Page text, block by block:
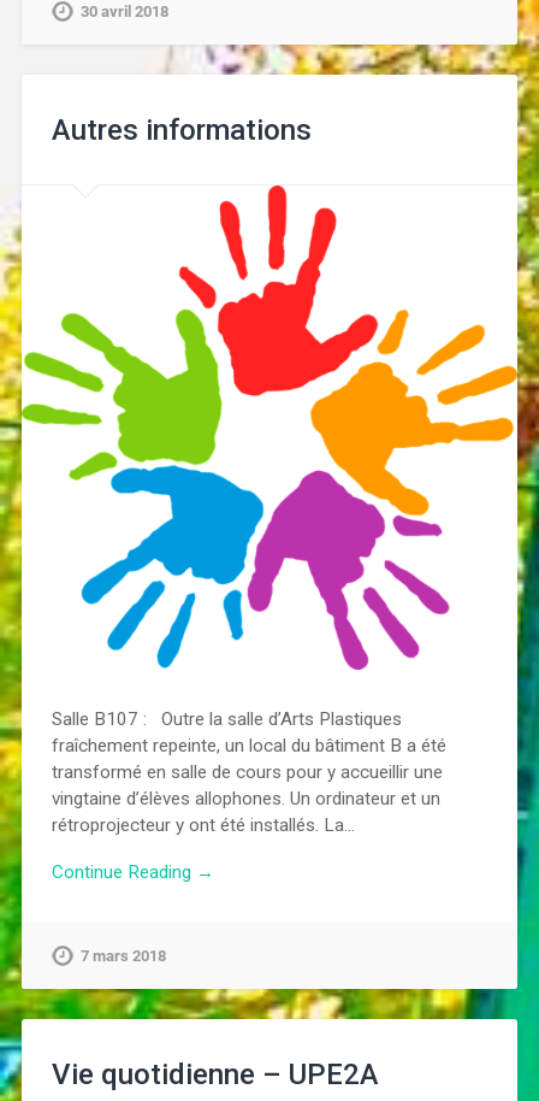
30 avril 2018
Autres informations
Salle B107 : Outre la salle d’Arts Plastiques
fraîchement repeinte, un local du bâtiment B a été
transformé en salle de cours pour y accueillir une
vingtaine d’élèves allophones. Un ordinateur et un
rétroprojecteur y ont été installés. La…
Continue Reading →
7 mars 2018
Vie quotidienne – UPE2A